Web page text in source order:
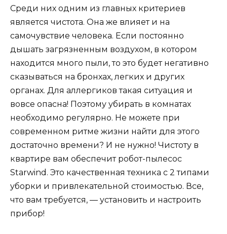
Среди них одним из главных критериев
является чистота. Она же влияет и на
самочувствие человека. Если постоянно
дышать загрязненным воздухом, в котором
находится много пыли, то это будет негативно
сказываться на бронхах, легких и других
органах. Для аллергиков такая ситуация и
вовсе опасна! Поэтому убирать в комнатах
необходимо регулярно. Не можете при
современном ритме жизни найти для этого
достаточно времени? И не нужно! Чистоту в
квартире вам обеспечит робот-пылесос
Starwind. Это качественная техника с 2 типами
уборки и привлекательной стоимостью. Все,
что вам требуется, — установить и настроить
прибор!